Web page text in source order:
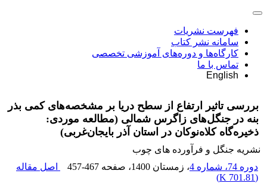
فهرست نشریات
سامانه نشر کتاب
کارگاه‌ها و دوره‌های آموزشی تخصصی
تماس با ما
English
بررسی تاثیر ارتفاع از سطح دریا بر مشخصه‌های کمی بذر
بنه در جنگل‌های زاگرس شمالی (مطالعه موردی:
ذخیره‌گاه کلاه‌نوکان در استان آذر بایجان‌غربی)
نشریه جنگل و فرآورده های چوب
دوره 74، شماره 4
، زمستان 1400 ، صفحه 457-467
اصل مقاله
(
701.81 K
)